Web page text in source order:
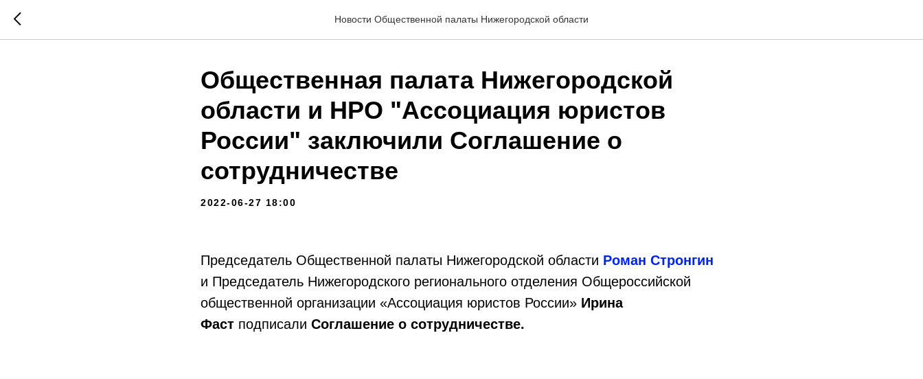
Новости Общественной палаты Нижегородской области
Общественная палата Нижегородской
области и НРО "Ассоциация юристов
России" заключили Соглашение о
сотрудничестве
2022-06-27 18:00
Председатель Общественной палаты Нижегородской области​ Роман Стронгин
и Председатель Нижегородского регионального отделения Общероссийской
общественной организации «Ассоциация юристов России»​ Ирина
Фаст подписали ​ Соглашение о сотрудничестве.